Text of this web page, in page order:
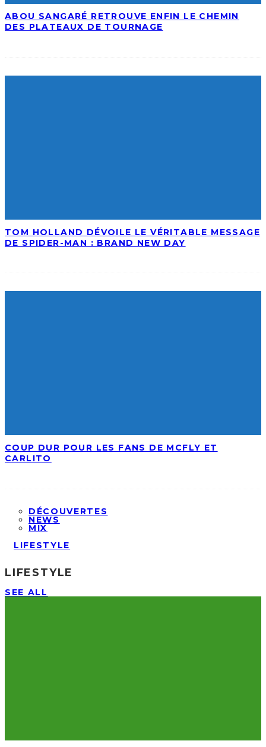
ABOU SANGARÉ RETROUVE ENFIN LE CHEMIN
DES PLATEAUX DE TOURNAGE
TOM HOLLAND DÉVOILE LE VÉRITABLE MESSAGE
DE SPIDER-MAN : BRAND NEW DAY
COUP DUR POUR LES FANS DE MCFLY ET
CARLITO
DÉCOUVERTES
NEWS
MIX
LIFESTYLE
LIFESTYLE
SEE ALL